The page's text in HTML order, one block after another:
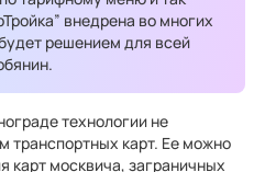
внедрена во многих
решением для всей
технологии не
транспортных карт. Ее можно
карт москвича, заграничных